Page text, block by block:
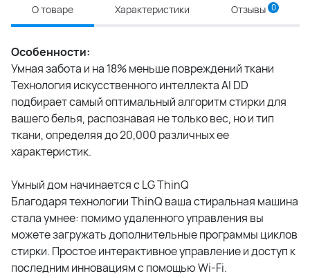
О товаре Характеристики Отзывы 0
Особенности:
Умная забота и на 18% меньше повреждений ткани
Технология искусственного интеллекта AI DD
подбирает самый оптимальный алгоритм стирки для
вашего белья, распознавая не только вес, но и тип
ткани, определяя до 20,000 различных ее
характеристик.
Умный дом начинается с LG ThinQ
Благодаря технологии ThinQ ваша стиральная машина
стала умнее: помимо удаленного управления вы
можете загружать дополнительные программы циклов
стирки. Простое интерактивное управление и доступ к
последним инновациям с помощью Wi-Fi.